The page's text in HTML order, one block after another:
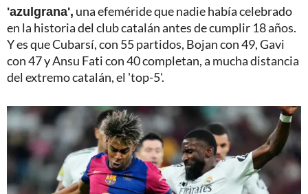
'azulgrana', una efeméride que nadie había celebrado
en la historia del club catalán antes de cumplir 18 años.
Y es que Cubarsí, con 55 partidos, Bojan con 49, Gavi
con 47 y Ansu Fati con 40 completan, a mucha distancia
del extremo catalán, el 'top-5'.